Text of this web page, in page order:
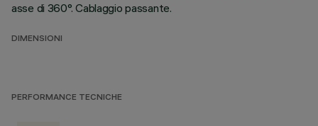
asse di 360°. Cablaggio passante.
DIMENSIONI
PERFORMANCE TECNICHE